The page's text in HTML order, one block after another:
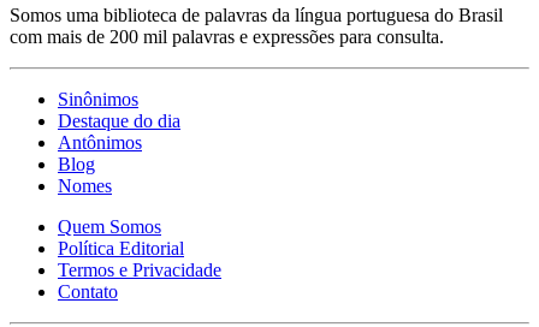
Somos uma biblioteca de palavras da língua portuguesa do Brasil
com mais de 200 mil palavras e expressões para consulta.
Sinônimos
Destaque do dia
Antônimos
Blog
Nomes
Quem Somos
Política Editorial
Termos e Privacidade
Contato